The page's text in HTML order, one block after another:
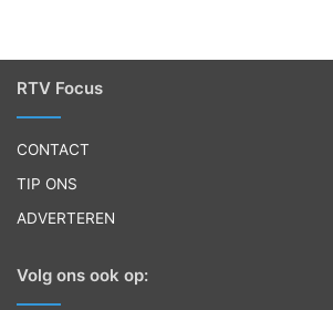
RTV Focus
CONTACT
TIP ONS
ADVERTEREN
Volg ons ook op: